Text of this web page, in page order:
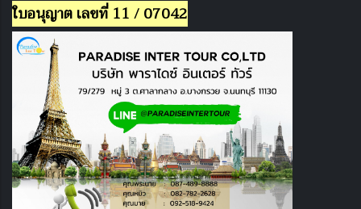
ใบอนุญาต เลขที่ 11 / 07042